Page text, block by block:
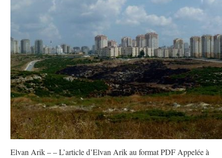
Elvan Arik – – L’article d’Elvan Arik au format PDF Appelée à